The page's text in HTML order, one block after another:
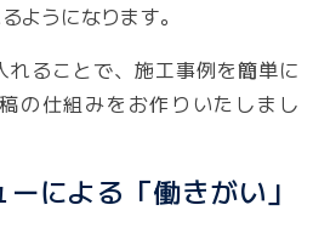
ようになります。
れることで、施工事例を簡単に
の仕組みをお作りいたしまし
による「働きがい」